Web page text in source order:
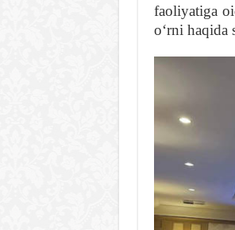
faoliyatiga
oʻrni haqida